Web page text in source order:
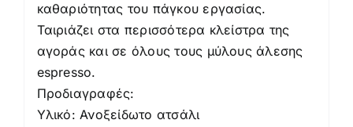
καθαριότητας του πάγκου εργασίας.
Ταιριάζει στα περισσότερα κλείστρα της
αγοράς και σε όλους τους μύλους άλεσης
espresso.
Προδιαγραφές:
Υλικό: Ανοξείδωτο ατσάλι